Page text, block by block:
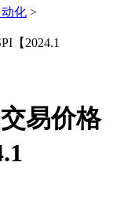
化 >
【2024.1
易价格